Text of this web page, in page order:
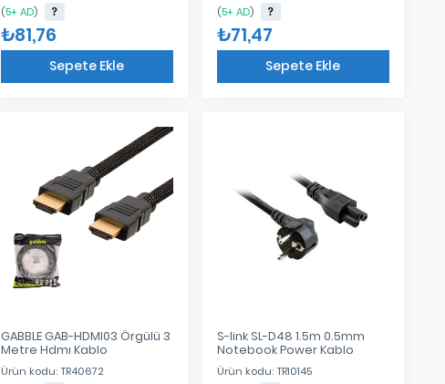
(5+ AD)
₺81,76
Sepete Ekle
(5+ AD)
₺71,47
Sepete Ekle
GABBLE GAB-HDMI03 Örgülü 3
Metre Hdmı Kablo
Ürün kodu: TR40672
S-link SL-D48 1.5m 0.5mm
Notebook Power Kablo
Ürün kodu: TR10145